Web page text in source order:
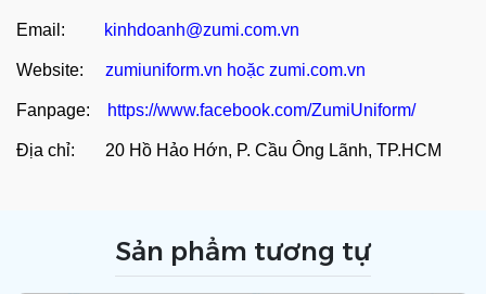
Email: kinhdoanh@zumi.com.vn
Website: zumiuniform.vn hoặc zumi.com.vn
Fanpage: https://www.facebook.com/ZumiUniform/
Địa chỉ: 20 Hồ Hảo Hớn, P. Cầu Ông Lãnh, TP.HCM
Sản phẩm tương tự